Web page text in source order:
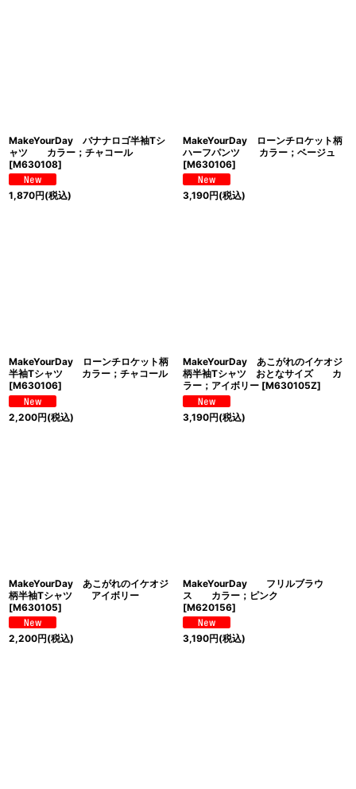
MakeYourDay バナナロゴ半袖Tシ
ャツ カラー；チャコール
[M630108]
1,870円(税込)
MakeYourDay ローンチロケット柄
ハーフパンツ カラー；ベージュ
[M630106]
3,190円(税込)
MakeYourDay ローンチロケット柄
半袖Tシャツ カラー；チャコール
[M630106]
2,200円(税込)
MakeYourDay あこがれのイケオジ
柄半袖Tシャツ おとなサイズ カ
ラー；アイボリー [M630105Z]
3,190円(税込)
MakeYourDay あこがれのイケオジ
柄半袖Tシャツ アイボリー
[M630105]
2,200円(税込)
MakeYourDay フリルブラウ
ス カラー；ピンク
[M620156]
3,190円(税込)